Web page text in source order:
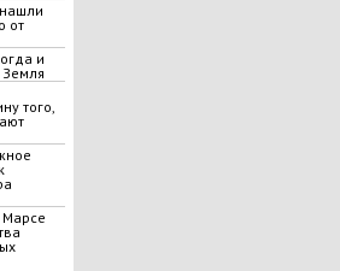
от
и
Земля
того,
Марсе